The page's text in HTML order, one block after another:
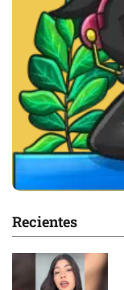
Recientes